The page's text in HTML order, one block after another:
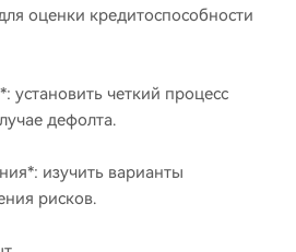
оценки кредитоспособности
установить четкий процесс
дефолта.
изучить варианты
рисков.